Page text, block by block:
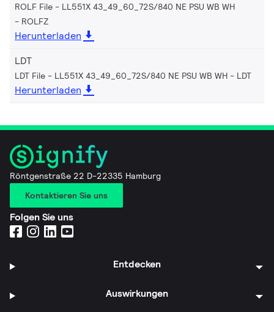
ROLF File - LL551X 43_49_60_72S/840 NE PSU WB WH
ROLFZ
Herunterladen
LDT
LDT File - LL551X 43_49_60_72S/840 NE PSU WB WH LDT
Herunterladen
Röntgenstraße 22 D-22335 Hamburg
Kontaktieren Sie uns
Folgen Sie uns
Entdecken
Auswirkungen